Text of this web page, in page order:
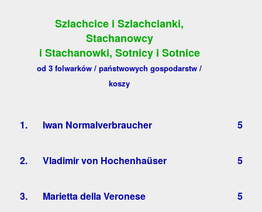
Szlachcice i Szlachcianki,
Stachanowcy
i Stachanowki, Sotnicy i Sotnice
od 3 folwarków / państwowych gospodarstw /
koszy
1. Iwan Normalverbraucher 5
2. Vladimir von Hochenhaüser 5
3. Marietta della Veronese 5